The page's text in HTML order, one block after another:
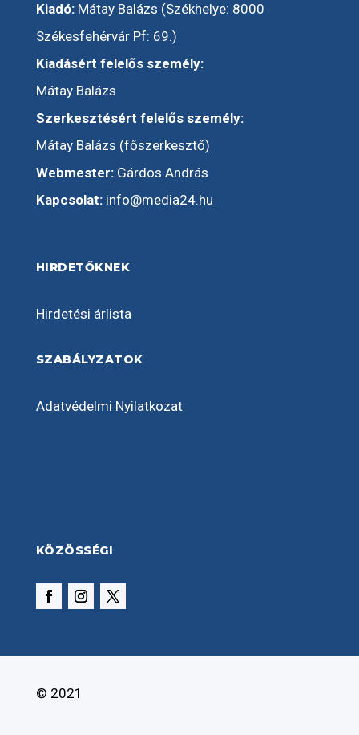
Kiadó:Mátay Balázs (Székhelye: 8000
Székesfehérvár Pf: 69.)
Kiadásért felelős személy:
Mátay Balázs
Szerkesztésért felelős személy:
Mátay Balázs (főszerkesztő)
Webmester:Gárdos András
Kapcsolat: info@media24.hu
HIRDETŐKNEK
Hirdetési árlista
SZABÁLYZATOK
Adatvédelmi Nyilatkozat
KÖZÖSSÉGI
© 2021